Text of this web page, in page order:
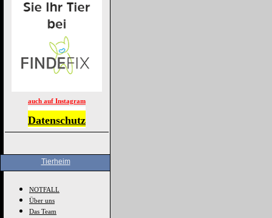
auch auf Instagram
Datenschutz
Tierheim
NOTFALL
Über uns
Das Team